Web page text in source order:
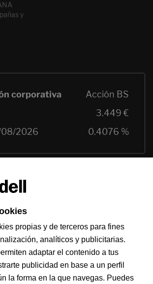
y
PSD2
PRIIPS
Aviso legalPolítica de cookies
Seguridad Atención al cliente
propias y de terceros para fines
analíticos y publicitarias.
adaptar el contenido a tus
publicidad en base a un perfil
la forma en la que navegas. Puedes